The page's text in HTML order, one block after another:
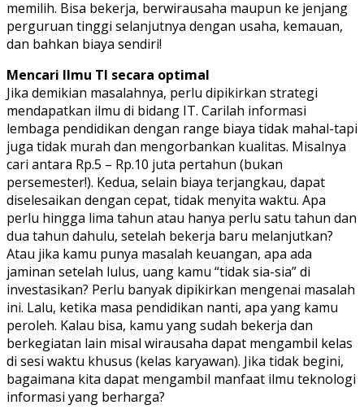
memilih. Bisa bekerja, berwirausaha maupun ke jenjang
perguruan tinggi selanjutnya dengan usaha, kemauan,
dan bahkan biaya sendiri!
Mencari Ilmu TI secara optimal
Jika demikian masalahnya, perlu dipikirkan strategi
mendapatkan ilmu di bidang IT. Carilah informasi
lembaga pendidikan dengan range biaya tidak mahal-tapi
juga tidak murah dan mengorbankan kualitas. Misalnya
cari antara Rp.5 – Rp.10 juta pertahun (bukan
persemester!). Kedua, selain biaya terjangkau, dapat
diselesaikan dengan cepat, tidak menyita waktu. Apa
perlu hingga lima tahun atau hanya perlu satu tahun dan
dua tahun dahulu, setelah bekerja baru melanjutkan?
Atau jika kamu punya masalah keuangan, apa ada
jaminan setelah lulus, uang kamu “tidak sia-sia” di
investasikan? Perlu banyak dipikirkan mengenai masalah
ini. Lalu, ketika masa pendidikan nanti, apa yang kamu
peroleh. Kalau bisa, kamu yang sudah bekerja dan
berkegiatan lain misal wirausaha dapat mengambil kelas
di sesi waktu khusus (kelas karyawan). Jika tidak begini,
bagaimana kita dapat mengambil manfaat ilmu teknologi
informasi yang berharga?